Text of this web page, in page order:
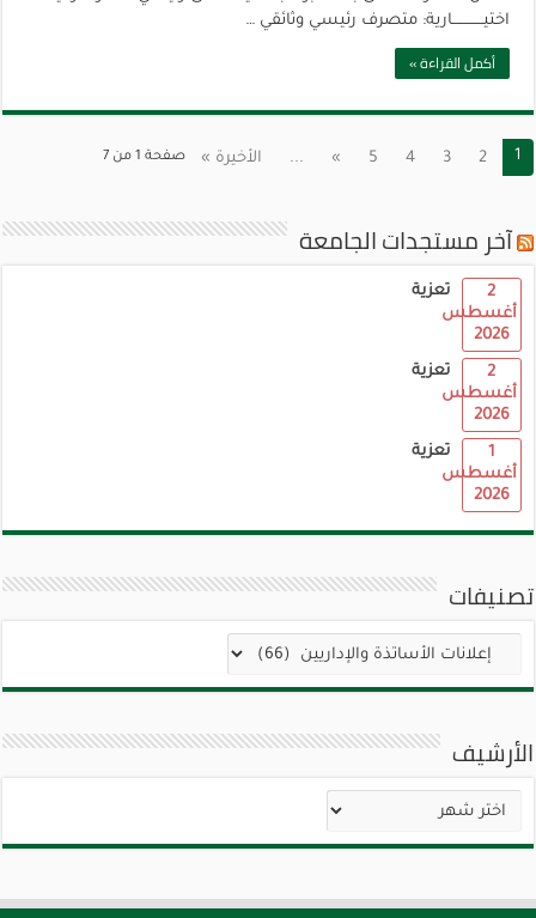
اختيـــــــــــــارية: متصرف رئيسي وثائقي …
أكمل القراءة »
صفحة 1 من 7 1
2
3
4
5
»
... الأخيرة »
آخر مستجدات الجامعة
تعزية
2
أغسطس
2026
تعزية
2
أغسطس
2026
تعزية
1
أغسطس
2026
تصنيفات
تصنيفات
الأرشيف
الأرشيف